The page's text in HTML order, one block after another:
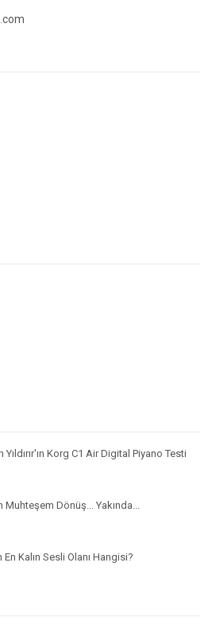
Korg C1 Air Digital Piyano Testi
Dönüş... Yakında...
Kalın Sesli Olanı Hangisi?